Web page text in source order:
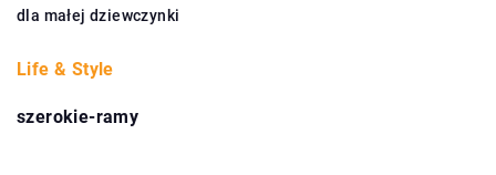
dla małej dziewczynki
Life & Style
szerokie-ramy